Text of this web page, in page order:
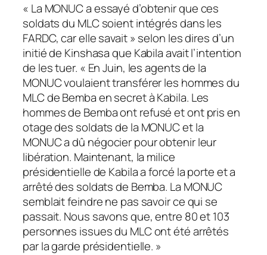
« La MONUC a essayé d’obtenir que ces
soldats du MLC soient intégrés dans les
FARDC, car elle savait » selon les dires d’un
initié de Kinshasa que Kabila avait l’intention
de les tuer. « En Juin, les agents de la
MONUC voulaient transférer les hommes du
MLC de Bemba en secret à Kabila. Les
hommes de Bemba ont refusé et ont pris en
otage des soldats de la MONUC et la
MONUC a dû négocier pour obtenir leur
libération. Maintenant, la milice
présidentielle de Kabila a forcé la porte et a
arrêté des soldats de Bemba. La MONUC
semblait feindre ne pas savoir ce qui se
passait. Nous savons que, entre 80 et 103
personnes issues du MLC ont été arrêtés
par la garde présidentielle. »